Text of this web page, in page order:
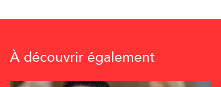
À découvrir également